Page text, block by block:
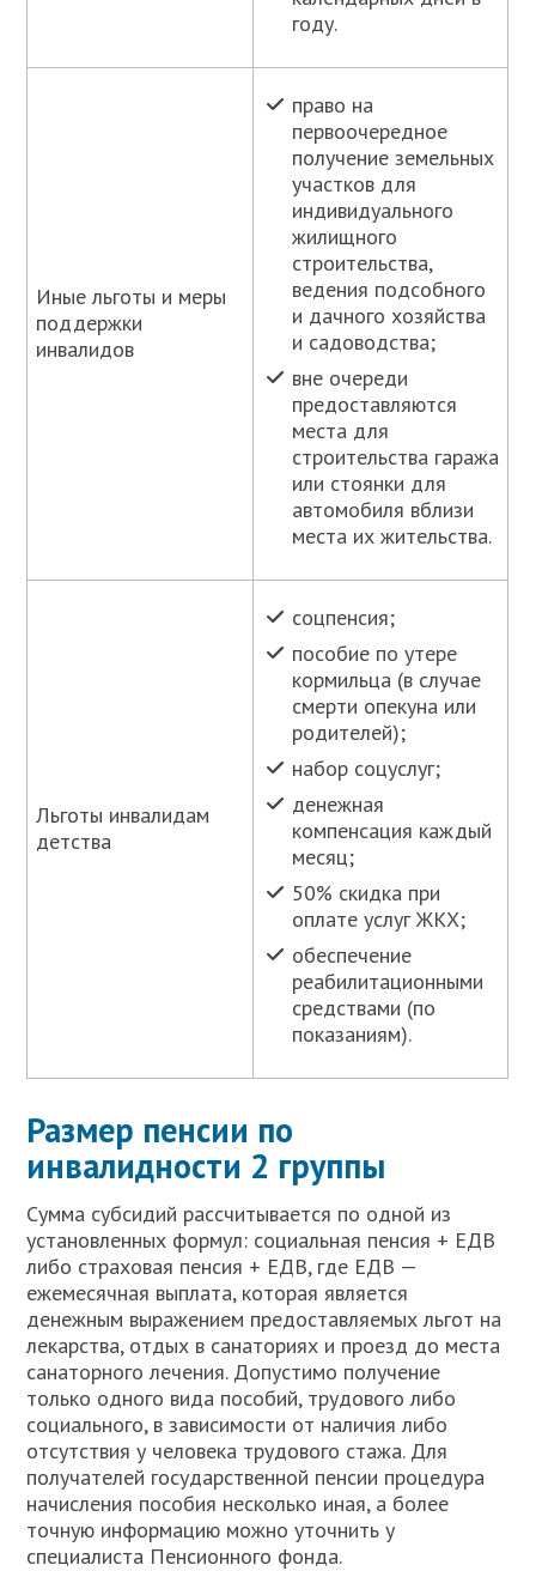
году.
Иные льготы и меры
поддержки
инвалидов
право на
первоочередное
получение земельных
участков для
индивидуального
жилищного
строительства,
ведения подсобного
и дачного хозяйства
и садоводства;
вне очереди
предоставляются
места для
строительства гаража
или стоянки для
автомобиля вблизи
места их жительства.
Льготы инвалидам
детства
соцпенсия;
пособие по утере
кормильца (в случае
смерти опекуна или
родителей);
набор соцуслуг;
денежная
компенсация каждый
месяц;
50% скидка при
оплате услуг ЖКХ;
обеспечение
реабилитационными
средствами (по
показаниям).
Размер пенсии по
инвалидности 2 группы
Сумма субсидий рассчитывается по одной из
установленных формул: социальная пенсия + ЕДВ
либо страховая пенсия + ЕДВ, где ЕДВ —
ежемесячная выплата, которая является
денежным выражением предоставляемых льгот на
лекарства, отдых в санаториях и проезд до места
санаторного лечения. Допустимо получение
только одного вида пособий, трудового либо
социального, в зависимости от наличия либо
отсутствия у человека трудового стажа. Для
получателей государственной пенсии процедура
начисления пособия несколько иная, а более
точную информацию можно уточнить у
специалиста Пенсионного фонда.